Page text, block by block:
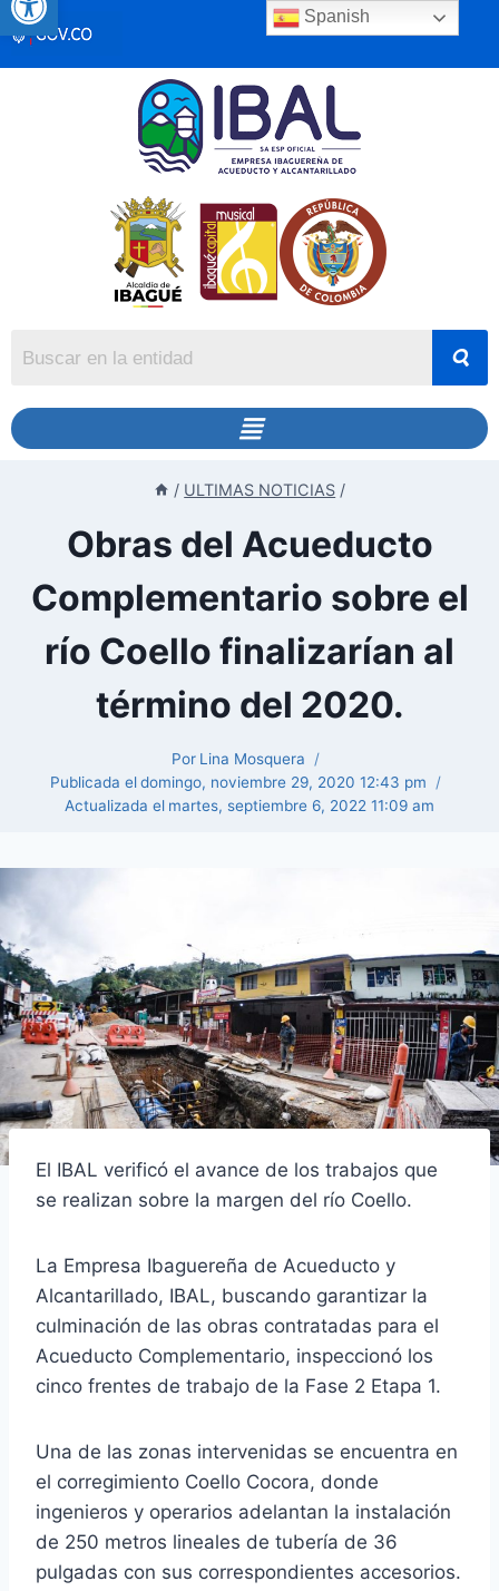
/ ULTIMAS NOTICIAS /
Obras del Acueducto
Complementario sobre el
río Coello finalizarían al
término del 2020.
Por Lina Mosquera
Publicada eldomingo, noviembre 29, 2020 12:43 pm
Actualizada el martes, septiembre 6, 2022 11:09 am
El IBAL verificó el avance de los trabajos que
se realizan sobre la margen del río Coello.
La Empresa Ibaguereña de Acueducto y
Alcantarillado, IBAL, buscando garantizar la
culminación de las obras contratadas para el
Acueducto Complementario, inspeccionó los
cinco frentes de trabajo de la Fase 2 Etapa 1.
Una de las zonas intervenidas se encuentra en
el corregimiento Coello Cocora, donde
ingenieros y operarios adelantan la instalación
de 250 metros lineales de tubería de 36
pulgadas con sus correspondientes accesorios.
Spanish